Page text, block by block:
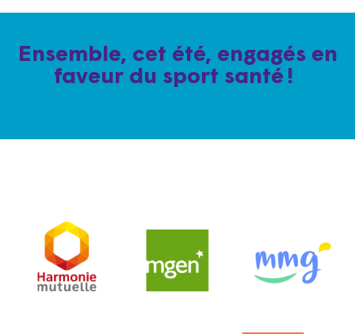
Ensemble, cet été, engagés en
faveur du sport santé !